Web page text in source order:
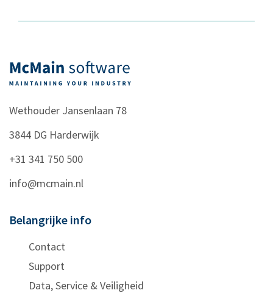
Wethouder Jansenlaan 78
3844 DG Harderwijk
+31 341 750 500
info@mcmain.nl
Belangrijke info
Contact
Support
Data, Service & Veiligheid